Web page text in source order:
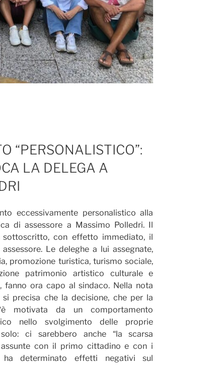
“PERSONALISTICO”:
LA DELEGA A
eccessivamente personalistico alla
di assessore a Massimo Polledri. Il
sottoscritto, con effetto immediato, il
Le deleghe a lui assegnate,
promozione turistica, turismo sociale,
patrimonio artistico culturale e
ora capo al sindaco. Nella nota
precisa che la decisione, che per la
motivata da un comportamento
nello svolgimento delle proprie
ci sarebbero anche “la scarsa
con il primo cittadino e con i
determinato effetti negativi sul